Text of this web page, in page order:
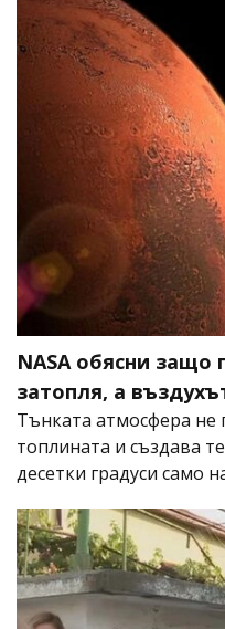
NASA обясни защо
затопля, а
Тънката атмосфера не
топлината и създава
десетки градуси само